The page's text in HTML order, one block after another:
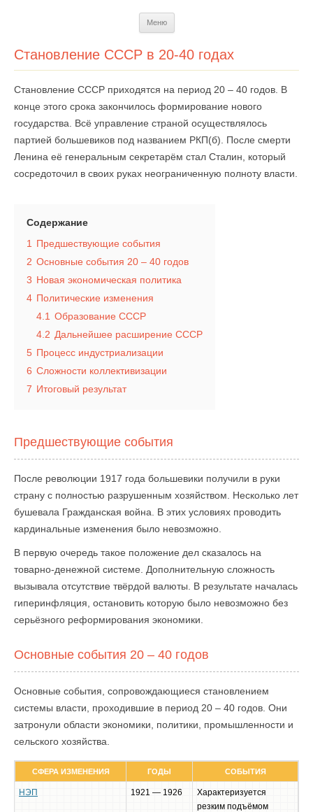
Меню
Становление СССР в 20-40 годах
Становление СССР приходятся на период 20 – 40 годов. В
конце этого срока закончилось формирование нового
государства. Всё управление страной осуществлялось
партией большевиков под названием РКП(б). После смерти
Ленина её генеральным секретарём стал Сталин, который
сосредоточил в своих руках неограниченную полноту власти.
Содержание
1
Предшествующие события
2 Основные события 20 – 40 годов
3 Новая экономическая политика
4 Политические изменения
4.1 Образование СССР
4.2 Дальнейшее расширение СССР
5 Процесс индустриализации
6 Сложности коллективизации
7 Итоговый результат
Предшествующие события
После революции 1917 года большевики получили в руки
страну с полностью разрушенным хозяйством. Несколько лет
бушевала Гражданская война. В этих условиях проводить
кардинальные изменения было невозможно.
В первую очередь такое положение дел сказалось на
товарно-денежной системе. Дополнительную сложность
вызывала отсутствие твёрдой валюты. В результате началась
гиперинфляция, остановить которую было невозможно без
серьёзного реформирования экономики.
Основные события 20 – 40 годов
Основные события, сопровождающиеся становлением
системы власти, проходившие в период 20 – 40 годов. Они
затронули области экономики, политики, промышленности и
сельского хозяйства.
СФЕРА ИЗМЕНЕНИЯ ГОДЫ СОБЫТИЯ
НЭП 1921 — 1926
Характеризуется
резким подъёмом